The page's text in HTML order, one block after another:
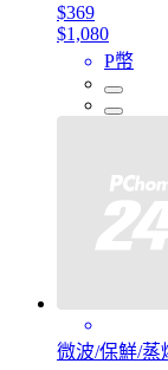
$369
$1,080
P幣
微波/保鮮/蒸